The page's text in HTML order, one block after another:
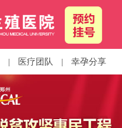
| 医疗团队 | 幸孕分享